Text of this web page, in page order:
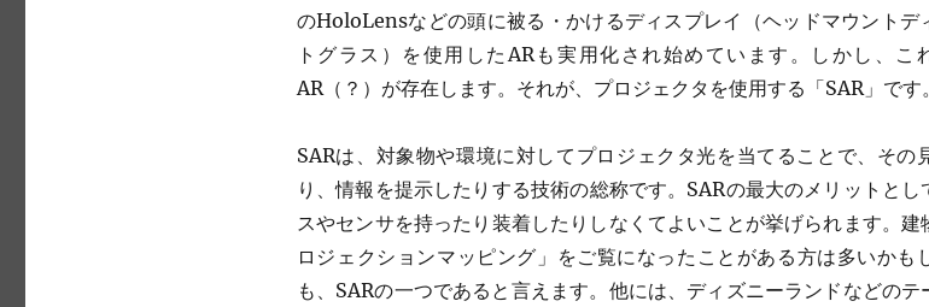
のHoloLensなどの頭に被る・かけるディスプレイ（ヘッドマウントデ
トグラス）を使用したARも実用化され始めています。しかし、こ
AR（？）が存在します。それが、プロジェクタを使用する「SAR」です。
SARは、対象物や環境に対してプロジェクタ光を当てることで、その
り、情報を提示したりする技術の総称です。SARの最大のメリットとし
スやセンサを持ったり装着したりしなくてよいことが挙げられます。
ロジェクションマッピング」をご覧になったことがある方は多いかも
も、SARの一つであると言えます。他には、ディズニーランドなどのテ